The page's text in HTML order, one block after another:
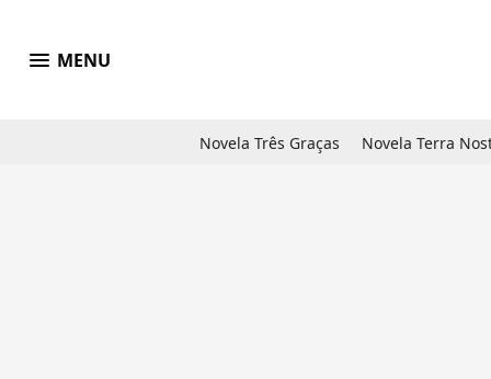
menu MENU
Novela Três Graças Novela Terra